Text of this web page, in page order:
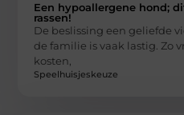
Een hypoallergene hond;
rassen!
De beslissing een geliefde
de familie is vaak lastig. Zo
kosten,
Speelhuisjeskeuze